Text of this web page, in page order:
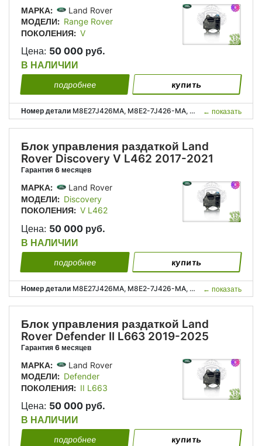
МАРКА:
Land Rover
МОДЕЛИ: Range Rover
ПОКОЛЕНИЯ: V
Цена: 50 000 руб.
В НАЛИЧИИ
подробнее купить
Номер детали M8E27J426MA, M8E2-7J426-MA, LR160875, M8E27J426AC, M8E2-7J426-AC; ← показать
Блок управления раздаткой Land
Rover Discovery V L462 2017-2021
Гарантия 6 месяцев
МАРКА:
Land Rover
МОДЕЛИ: Discovery
ПОКОЛЕНИЯ: V L462
Цена: 50 000 руб.
В НАЛИЧИИ
подробнее купить
Номер детали M8E27J426MA, M8E2-7J426-MA, LR160875, M8E27J426AC, M8E2-7J426-AC; ← показать
Блок управления раздаткой Land
Rover Defender II L663 2019-2025
Гарантия 6 месяцев
МАРКА:
Land Rover
МОДЕЛИ: Defender
ПОКОЛЕНИЯ: II L663
Цена: 50 000 руб.
В НАЛИЧИИ
подробнее купить